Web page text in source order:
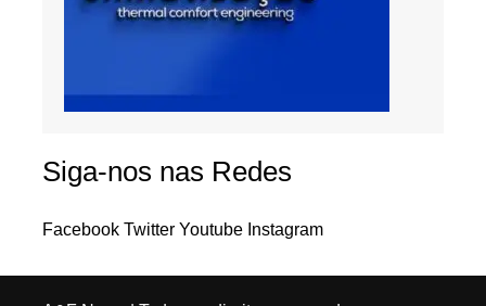
Siga-nos nas Redes
Facebook Twitter Youtube Instagram